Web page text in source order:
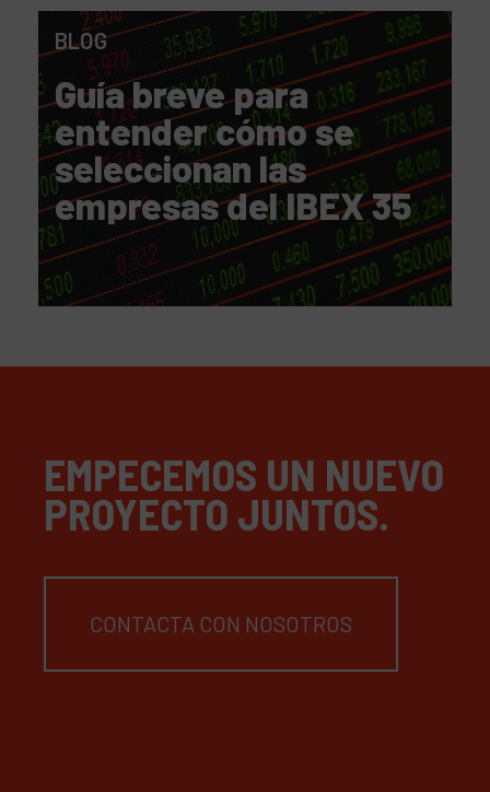
BLOG
Guía breve para
entender cómo se
seleccionan las
empresas del IBEX 35
EMPECEMOS UN NUEVO
PROYECTO JUNTOS.
CONTACTA CON NOSOTROS